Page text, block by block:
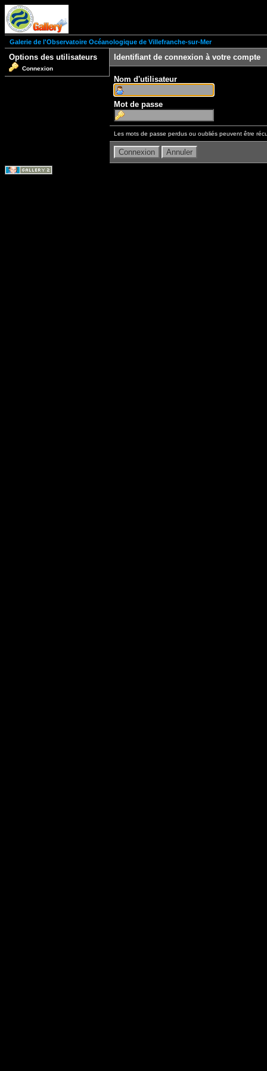
Galerie de l'Observatoire Océanologique de Villefranche-sur-Mer
Options des utilisateurs
Connexion
Identifiant de connexion à votre compte
Nom d'utilisateur
Mot de passe
Les mots de passe perdus ou oubliés peuvent être